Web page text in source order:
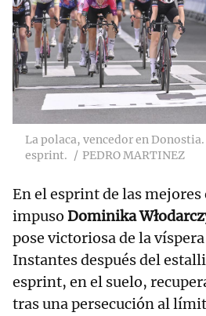
La polaca, vencedor en
esprint.
PEDRO MARTINEZ
En el esprint de las mejores
impuso Dominika
pose victoriosa de la
Instantes después del
esprint, en el suelo,
tras una persecución al